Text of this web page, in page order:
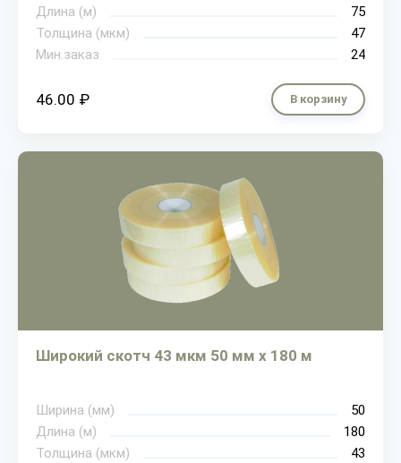
Длина (м)
75
Толщина (мкм)
47
Мин.заказ
24
46.00 ₽ В корзину
Широкий скотч 43 мкм 50 мм х 180 м
Ширина (мм)
50
Длина (м)
180
Толщина (мкм)
43